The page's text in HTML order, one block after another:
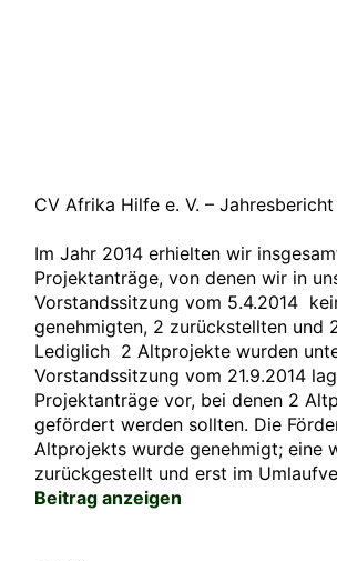
CV Afrika Hilfe e. V. –
Im Jahr 2014 erhielten wir
Projektanträge, von denen wir in
Vorstandssitzung vom 5.4.2014
genehmigten, 2 zurückstellten und
Lediglich 2 Altprojekte wurden
Vorstandssitzung vom 21.9.2014
Projektanträge vor, bei denen 2
gefördert werden sollten. Die
Altprojekts wurde genehmigt; eine
zurückgestellt und erst im
Beitrag anzeigen